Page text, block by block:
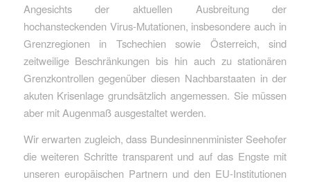
Angesichts der aktuellen Ausbreitung der
hochansteckenden Virus-Mutationen, insbesondere auch in
Grenzregionen in Tschechien sowie Österreich, sind
zeitweilige Beschränkungen bis hin auch zu stationären
Grenzkontrollen gegenüber diesen Nachbarstaaten in der
akuten Krisenlage grundsätzlich angemessen. Sie müssen
aber mit Augenmaß ausgestaltet werden.
Wir erwarten zugleich, dass Bundesinnenminister Seehofer
die weiteren Schritte transparent und auf das Engste mit
unseren europäischen Partnern und den EU-Institutionen